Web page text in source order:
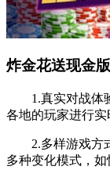
炸金花送现金
1.真实对战体验
各地的玩家进行实
2.多样游戏方式
多种变化模式，如